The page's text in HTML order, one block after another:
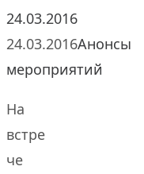
24.03.2016
24.03.2016Анонсы
мероприятий
На
встре
че